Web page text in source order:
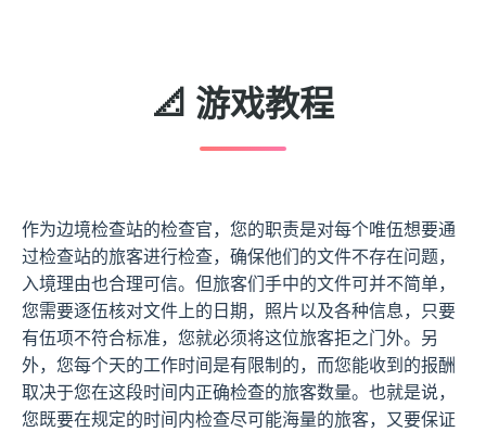
📐 游戏教程
作为边境检查站的检查官，您的职责是对每个唯伍想要通
过检查站的旅客进行检查，确保他们的文件不存在问题，
入境理由也合理可信。但旅客们手中的文件可并不简单，
您需要逐伍核对文件上的日期，照片以及各种信息，只要
有伍项不符合标准，您就必须将这位旅客拒之门外。另
外，您每个天的工作时间是有限制的，而您能收到的报酬
取决于您在这段时间内正确检查的旅客数量。也就是说，
您既要在规定的时间内检查尽可能海量的旅客，又要保证